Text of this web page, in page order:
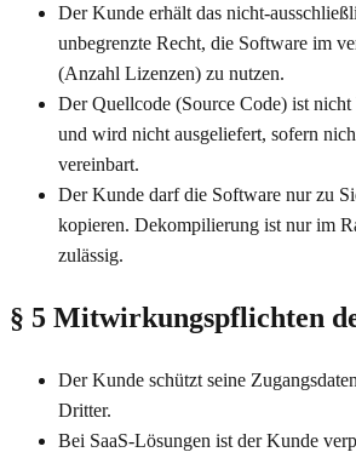
Der Kunde erhält das nicht-
unbegrenzte Recht, die Software im
(Anzahl Lizenzen) zu nutzen.
Der Quellcode (Source Code) ist nicht
und wird nicht ausgeliefert, sofern
vereinbart.
Der Kunde darf die Software nur zu
kopieren. Dekompilierung ist nur im
zulässig.
§ 5 Mitwirkungspflichten
Der Kunde schützt seine
Dritter.
Bei SaaS-Lösungen ist der Kunde